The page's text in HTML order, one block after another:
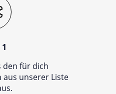
den für dich
aus unserer Liste